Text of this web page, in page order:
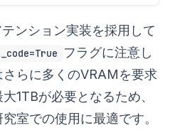
ンション実装を採用して
フラグに注意し
らに多くのVRAMを要求
1TBが必要となるため、
室での使用に最適です。